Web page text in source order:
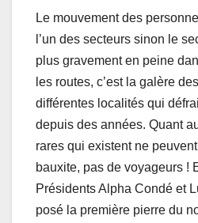
Le mouvement des
l’un des secteurs sinon le
plus gravement en peine
les routes, c’est la galère
différentes localités qui
depuis des années. Quant
rares qui existent ne
bauxite, pas de voyageurs !
Présidents Alpha Condé et
posé la première pierre du